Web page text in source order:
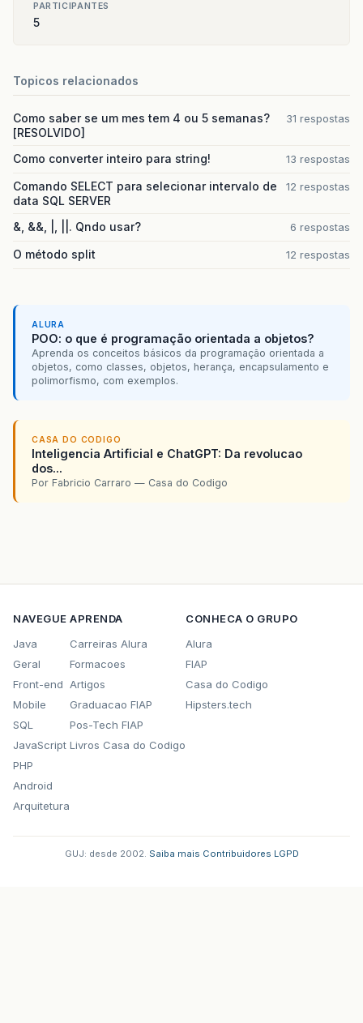
PARTICIPANTES
5
Topicos relacionados
Como saber se um mes tem 4 ou 5 semanas?
[RESOLVIDO]
31 respostas
Como converter inteiro para string! 13 respostas
Comando SELECT para selecionar intervalo de
data SQL SERVER
12 respostas
&, &&, |, ||. Qndo usar? 6 respostas
O método split 12 respostas
ALURA
POO: o que é programação orientada a objetos?
Aprenda os conceitos básicos da programação orientada a
objetos, como classes, objetos, herança, encapsulamento e
polimorfismo, com exemplos.
CASA DO CODIGO
Inteligencia Artificial e ChatGPT: Da revolucao
dos...
Por Fabricio Carraro — Casa do Codigo
NAVEGUE
Java
Geral
Front-end
Mobile
SQL
JavaScript
PHP
Android
Arquitetura
APRENDA
Carreiras Alura
Formacoes
Artigos
Graduacao FIAP
Pos-Tech FIAP
Livros Casa do Codigo
CONHECA O GRUPO
Alura
FIAP
Casa do Codigo
Hipsters.tech
GUJ: desde 2002. Saiba mais Contribuidores LGPD